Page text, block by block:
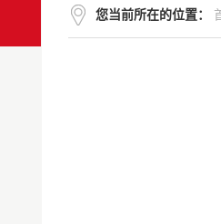
您当前所在的位置：